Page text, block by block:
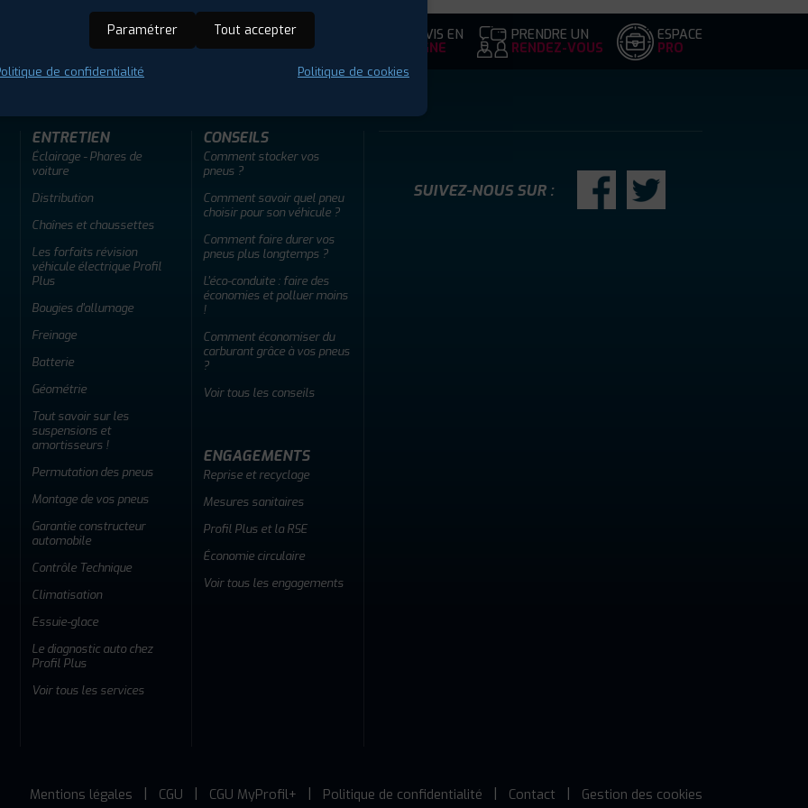
Offres d'emploi DEVIS EN
LIGNE
PRENDRE UN
RENDEZ-VOUS
ESPACE
PRO
ENTRETIEN
Éclairage - Phares de
voiture
Distribution
Chaînes et chaussettes
Les forfaits révision
véhicule électrique Profil
Plus
Bougies d'allumage
Freinage
Batterie
Géométrie
Tout savoir sur les
suspensions et
amortisseurs !
Permutation des pneus
Montage de vos pneus
Garantie constructeur
automobile
Contrôle Technique
Climatisation
Essuie-glace
Le diagnostic auto chez
Profil Plus
Voir tous les services
CONSEILS
Comment stocker vos
pneus ?
Comment savoir quel pneu
choisir pour son véhicule ?
Comment faire durer vos
pneus plus longtemps ?
L'éco-conduite : faire des
économies et polluer moins
!
Comment économiser du
carburant grâce à vos pneus
?
Voir tous les conseils
ENGAGEMENTS
Reprise et recyclage
Mesures sanitaires
Profil Plus et la RSE
Économie circulaire
Voir tous les engagements
SUIVEZ-NOUS SUR :
Mentions légales CGU CGU MyProfil+ Politique de confidentialité Contact Gestion des cookies
Paramétrer Tout accepter
de confidentialité Politique de cookies